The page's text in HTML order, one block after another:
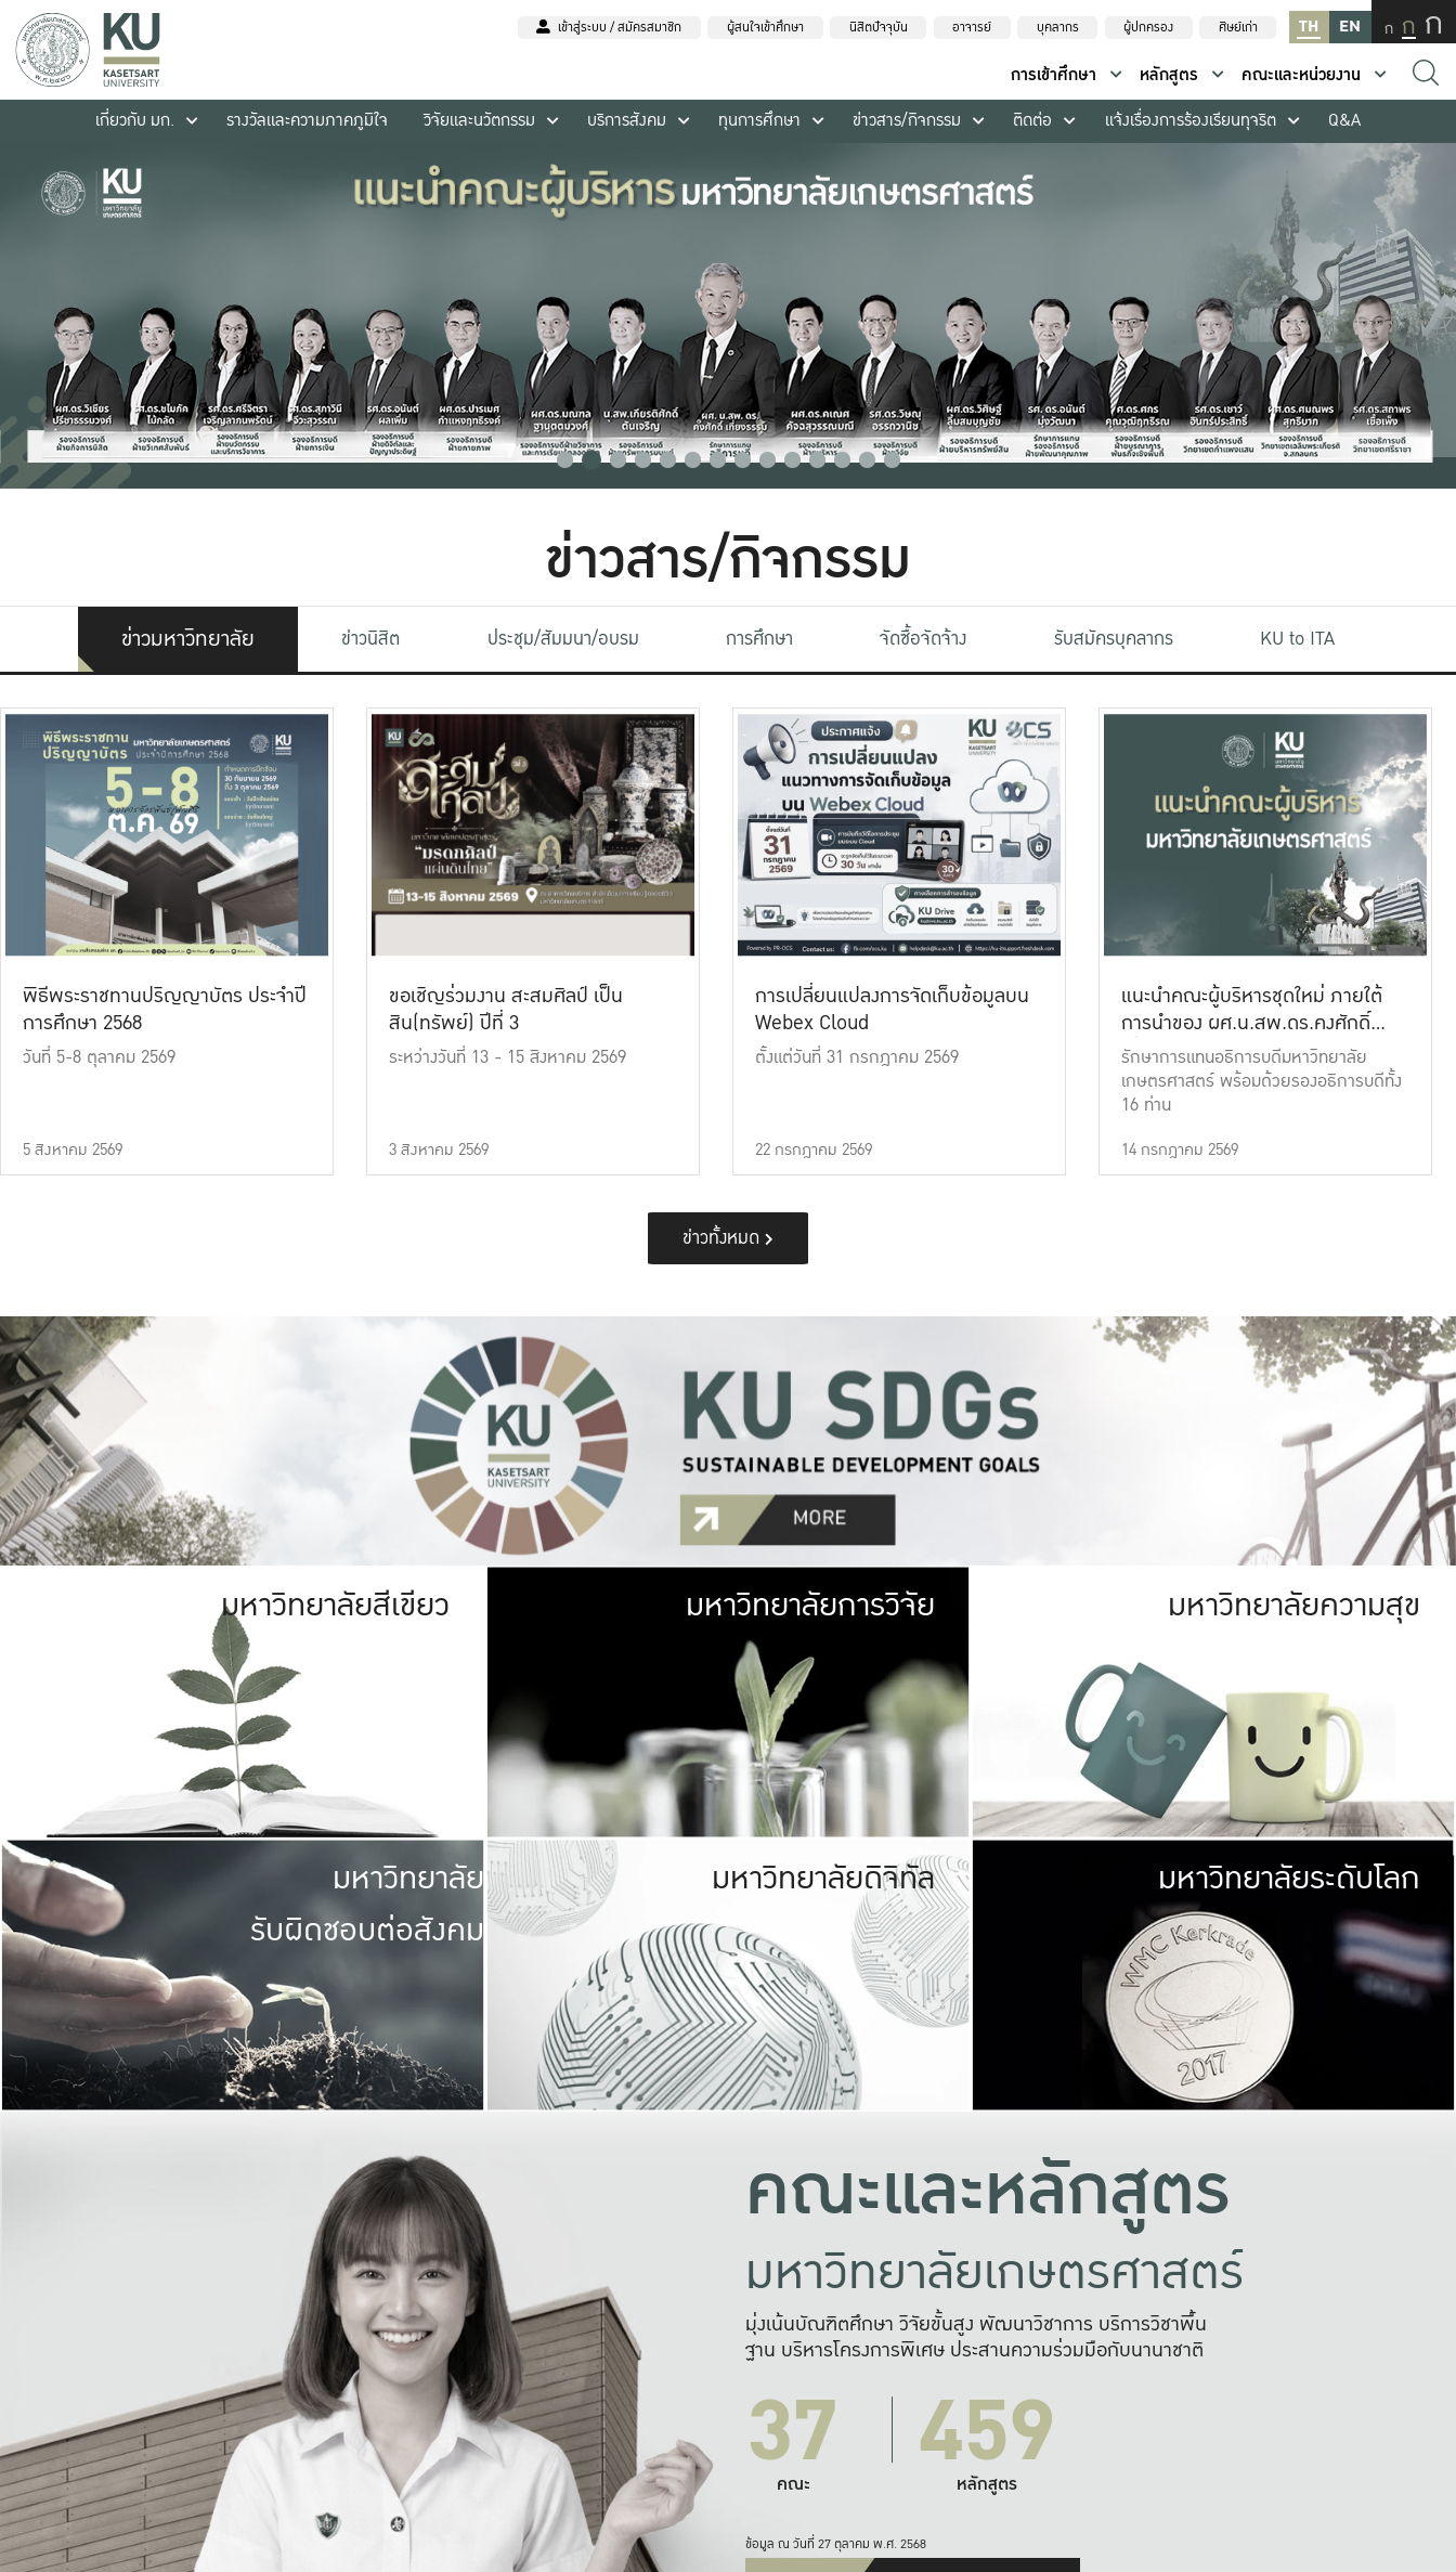
เข้าสู่ระบบ / สมัครสมาชิก ผู้สนใจเข้าศึกษา นิสิตปัจจุบัน อาจารย์ บุคลากร ผู้ปกครอง ศิษย์เก่า TH EN ก ก ก
การเข้าศึกษา หลักสูตร
คณะและหน่วยงาน
เกี่ยวกับ มก.
รางวัลและความภาคภูมิใจ วิจัยและนวัตกรรม บริการสังคม ทุนการศึกษา ข่าวสาร/กิจกรรม ติดต่อ แจ้งเรื่องการร้องเรียนทุจริต Q&A
ข่าวสาร/กิจกรรม
ข่าวมหาวิทยาลัย ข่าวนิสิต ประชุม/สัมมนา/อบรม การศึกษา จัดซื้อจัดจ้าง รับสมัครบุคลากร KU to ITA
พิธีพระราชทานปริญญาบัตร ประจำปี
การศึกษา 2568
วันที่ 5-8 ตุลาคม 2569
5 สิงหาคม 2569
ขอเชิญร่วมงาน สะสมศิลป์ เป็น
สิน(ทรัพย์) ปีที่ 3
ระหว่างวันที่ 13 - 15 สิงหาคม 2569
3 สิงหาคม 2569
การเปลี่ยนแปลงการจัดเก็บข้อมูลบน
Webex Cloud
ตั้งแต่วันที่ 31 กรกฎาคม 2569
22 กรกฎาคม 2569
แนะนำคณะผู้บริหารชุดใหม่ ภายใต้
การนำของ ผศ.น.สพ.ดร.คงศักดิ์
เที่ยงธรรม
รักษาการแทนอธิการบดีมหาวิทยาลัย
เกษตรศาสตร์ พร้อมด้วยรองอธิการบดีทั้ง
16 ท่าน
14 กรกฎาคม 2569
ข่าวทั้งหมด
มหาวิทยาลัยสีเขียว มหาวิทยาลัย
เกษตรศาสตร์ มีพื้นที่เขียวสดใส หนาแน่น
เป็นป่าในเมือง (URBAN FOREST)
เกษตรในเมือง (URBAN AGRICULTURE)
ที่นับรวมกันได้ประมาณ 1,400 ไร่
มหาวิทยาลัยการวิจัย มหาวิทยาลัย
ให้กับประชาชน
มหาวิทยาลัยความสุข
มหาวิทยาลัย
รับผิดชอบต่อสังคม
มหาวิทยาลัยรับผิดชอบต่อสังคม
ร่วมมือกับชุมชน เพื่อความกินดีอยู่ดี
และความสุขอย่างยั่งยืน
มองปัญหาในภาพกว้าง
แก้ไขจากปัญหาจุดเล็กๆ
มหาวิทยาลัยดิจิทัล มหาวิทยา
พร้อมที่จ
และผลักดันในการใช้ระบบส
เพื่อการทำงานแ
มหาวิทยาลัยระดับโลก
คณะและหลักสูตร
มหาวิทยาลัยเกษตรศาสตร์
มุ่งเน้นบัณฑิตศึกษา วิจัยขั้นสูง พัฒนาวิชาการ บริการวิชาพื้น
ฐาน บริหารโครงการพิเศษ ประสานความร่วมมือกับนานาชาติ
37
คณะ 459
หลักสูตร
ข้อมูล ณ วันที่ 27 ตุลาคม พ.ศ. 2568